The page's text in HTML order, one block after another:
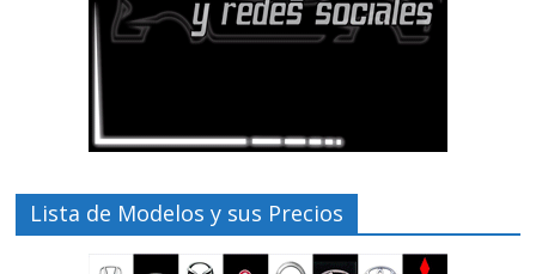
Lista de Modelos y sus Precios